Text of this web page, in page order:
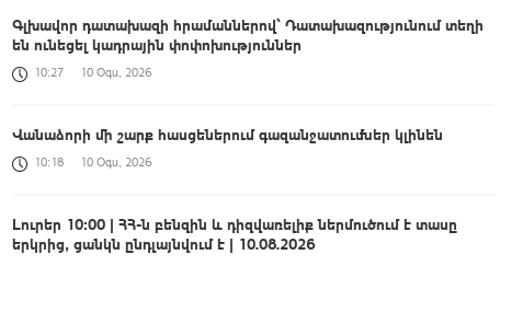
Գլխավոր դատախազի հրամաններով` Դատախազությունում տեղի
են ունեցել կադրային փոփոխություններ
10:27 10 Օգս, 2026
Վանաձորի մի շարք հասցեներում գազանջատումներ կլինեն
10:18 10 Օգս, 2026
Լուրեր 10:00 | ՀՀ-ն բենզին և դիզվառելիք ներմուծում է տասը
երկրից, ցանկն ընդլայնվում է | 10.08.2026